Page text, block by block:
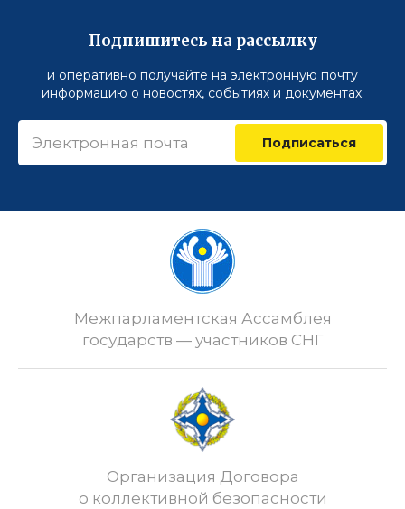
Подпишитесь на рассылку
и оперативно получайте на электронную почту
информацию о новостях, событиях и документах:
Подписаться
Межпарламентская Ассамблея
государств — участников СНГ
Организация Договора
о коллективной безопасности